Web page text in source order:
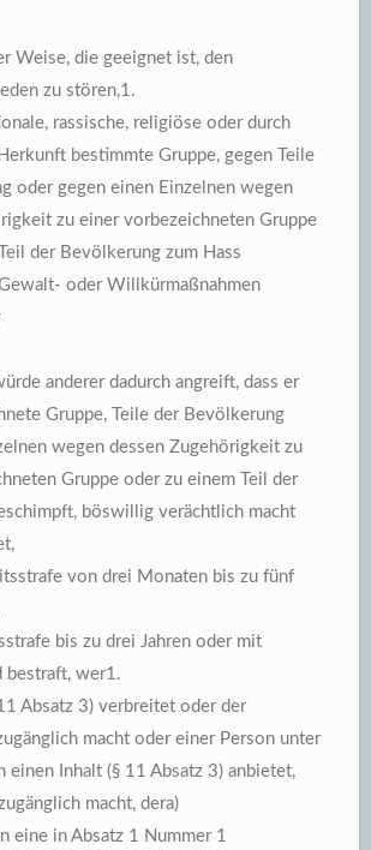
Weise, die geeignet ist, den
zu stören,1.
rassische, religiöse oder durch
bestimmte Gruppe, gegen Teile
oder gegen einen Einzelnen wegen
zu einer vorbezeichneten Gruppe
der Bevölkerung zum Hass
oder Willkürmaßnahmen
anderer dadurch angreift, dass er
Gruppe, Teile der Bevölkerung
wegen dessen Zugehörigkeit zu
Gruppe oder zu einem Teil der
böswillig verächtlich macht
von drei Monaten bis zu fünf
bis zu drei Jahren oder mit
bestraft, wer1.
Absatz 3) verbreitet oder der
macht oder einer Person unter
einen Inhalt (§ 11 Absatz 3) anbietet,
macht, dera)
eine in Absatz 1 Nummer 1